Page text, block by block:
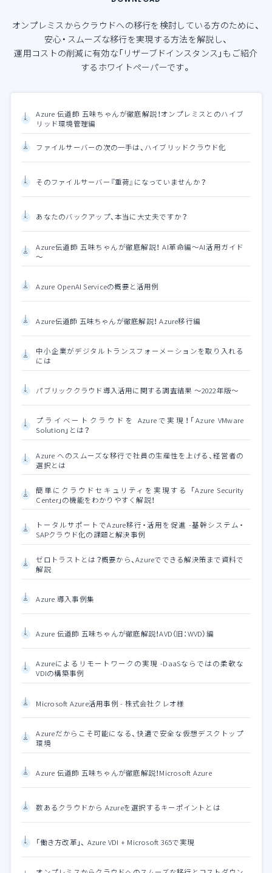
オンプレミスからクラウドへの移行を検討している方のために、
安心・スムーズな移行を実現する方法を解説し、
運用コストの削減に有効な「リザーブドインスタンス」もご紹介
するホワイトペーパーです。
Azure 伝道師 五味ちゃんが徹底解説！オンプレミスとのハイブ
リッド環境管理編
ファイルサーバーの次の一手は、ハイブリッドクラウド化
そのファイルサーバー『重荷』になっていませんか？
あなたのバックアップ、本当に大丈夫ですか？
Azure伝道師 五味ちゃんが徹底解説！ AI革命編～AI活用ガイド
～
Azure OpenAI Serviceの概要と活用例
Azure伝道師 五味ちゃんが徹底解説！ Azure移行編
中小企業がデジタルトランスフォーメーションを取り入れる
には
パブリッククラウド導入活用に関する調査結果 ～2022年版～
プライベートクラウドを Azureで実現！「Azure VMware
Solution」とは？
Azure へのスムーズな移行で社員の生産性を上げる、経営者の
選択とは
簡単にクラウドセキュリティを実現する 「Azure Security
Center」の機能をわかりやすく解説！
トータルサポートでAzure移行・活用を促進 -基幹システム・
SAPクラウド化の課題と解決事例
ゼロトラストとは？概要から、Azureでできる解決策まで資料で
解説
Azure 導入事例集
Azure 伝道師 五味ちゃんが徹底解説！AVD（旧：WVD）編
Azureによるリモートワークの実現 -DaaSならではの柔軟な
VDIの構築事例
Microsoft Azure活用事例 - 株式会社クレオ様
Azureだからこそ可能になる、快適で安全な仮想デスクトップ
環境
Azure 伝道師 五味ちゃんが徹底解説！Microsoft Azure
数あるクラウドから Azureを選択するキーポイントとは
「働き方改革」、 Azure VDI + Microsoft 365で実現